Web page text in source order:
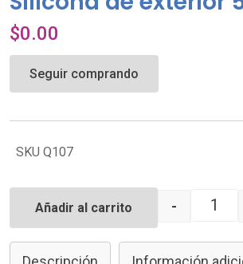
$0.00
Seguir comprando
SKU Q107
-
Añadir al carrito